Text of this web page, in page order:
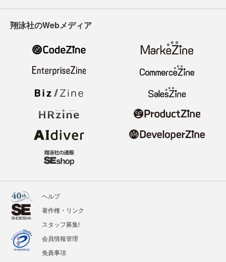
翔泳社のWebメディア
ヘルプ
著作権・リンク
スタッフ募集!
会員情報管理
免責事項